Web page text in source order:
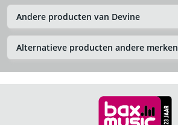
Andere producten van Devine
Alternatieve producten andere merken